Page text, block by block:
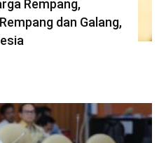
Rempang,
dan Galang,